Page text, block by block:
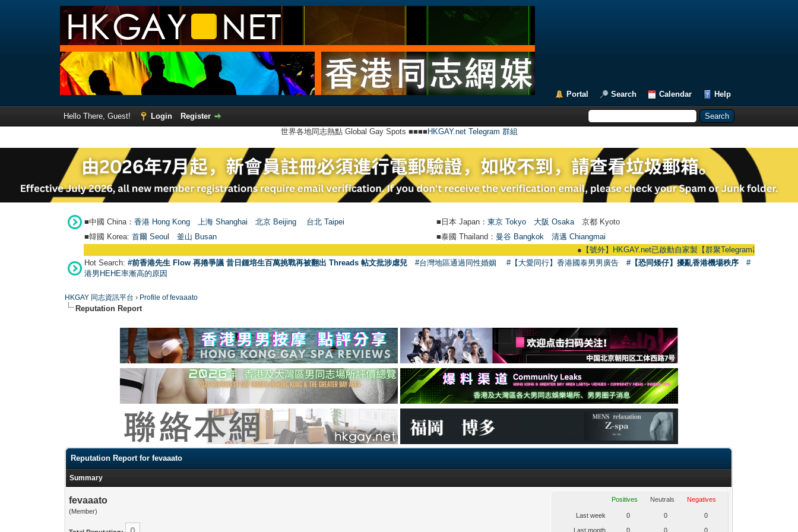
Portal Search Calendar Help
Hello There, Guest! Login
Register
世界各地同志熱點 Global Gay Spots ■■■■ HKGAY.net Telegram 群組
■中國 China： 香港 Hong Kong 上海 Shanghai 北京 Beijing 台北 Taipei ■日本 Japan： 東京 Tokyo 大阪 Osaka 京都 Kyoto
■韓國 Korea: 首爾 Seou 釜山 Busan ■泰國 Thailand： 曼谷 Bangkok
清邁 Chiangmai
【號外】HKGAY.net已啟動自家製【群聚Telegram群組】
Hot Search: #前香港先生 Flow 再捲爭議 昔日鍾培生百萬挑戰再被翻出 Threads 帖文批涉虐兒 #台灣地區通過同性婚姻 #【大愛同行】香港國泰男男廣告 #【恐同矮仔】擾亂香港機場秩序
#
港男HEHE率漸高的原因
HKGAY 同志資訊平台 › Profile of fevaaato
Reputation Report
Reputation Report for fevaaato
Summary
fevaaato
(Member)
Positives Neutrals Negatives
Last week 0 0 0
Last month 0 0 0